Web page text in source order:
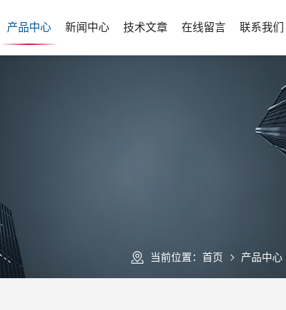
产品中心 新闻中心 技术文章 在线留言 联系我们
当前位置：首页 产品中心